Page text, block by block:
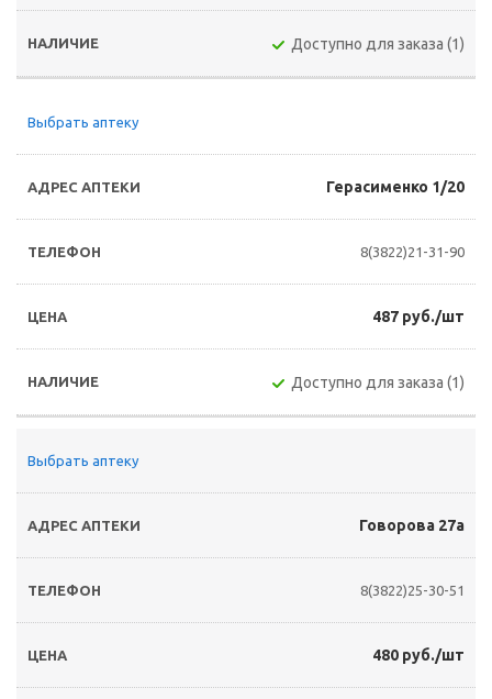
Доступно для заказа (1)
Выбрать аптеку
Герасименко 1/20
8(3822)21-31-90
487 руб./шт
Доступно для заказа (1)
Выбрать аптеку
Говорова 27а
8(3822)25-30-51
480 руб./шт